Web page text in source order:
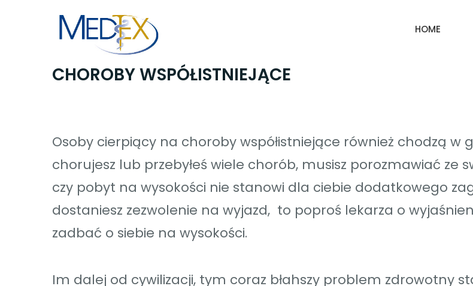
HOME
CHOROBY WSPÓŁISTNIEJĄCE
Osoby cierpiący na choroby współistniejące również chodzą w
chorujesz lub przebyłeś wiele chorób, musisz porozmawiać ze
czy pobyt na wysokości nie stanowi dla ciebie dodatkowego
dostaniesz zezwolenie na wyjazd, to poproś lekarza o
zadbać o siebie na wysokości.
Im dalej od cywilizacji, tym coraz błahszy problem zdrowotny